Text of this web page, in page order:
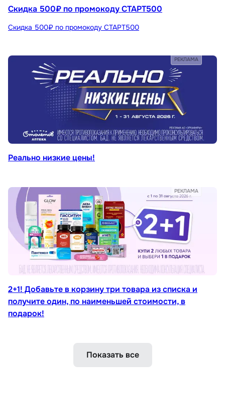
Скидка 500₽ по промокоду СТАРТ500
Скидка 500₽ по промокоду СТАРТ500
Реально низкие цены!
РЕКЛАМА
2+1! Добавьте в корзину три товара из списка и
получите один, по наименьшей стоимости, в
подарок!
РЕКЛАМА
Показать все